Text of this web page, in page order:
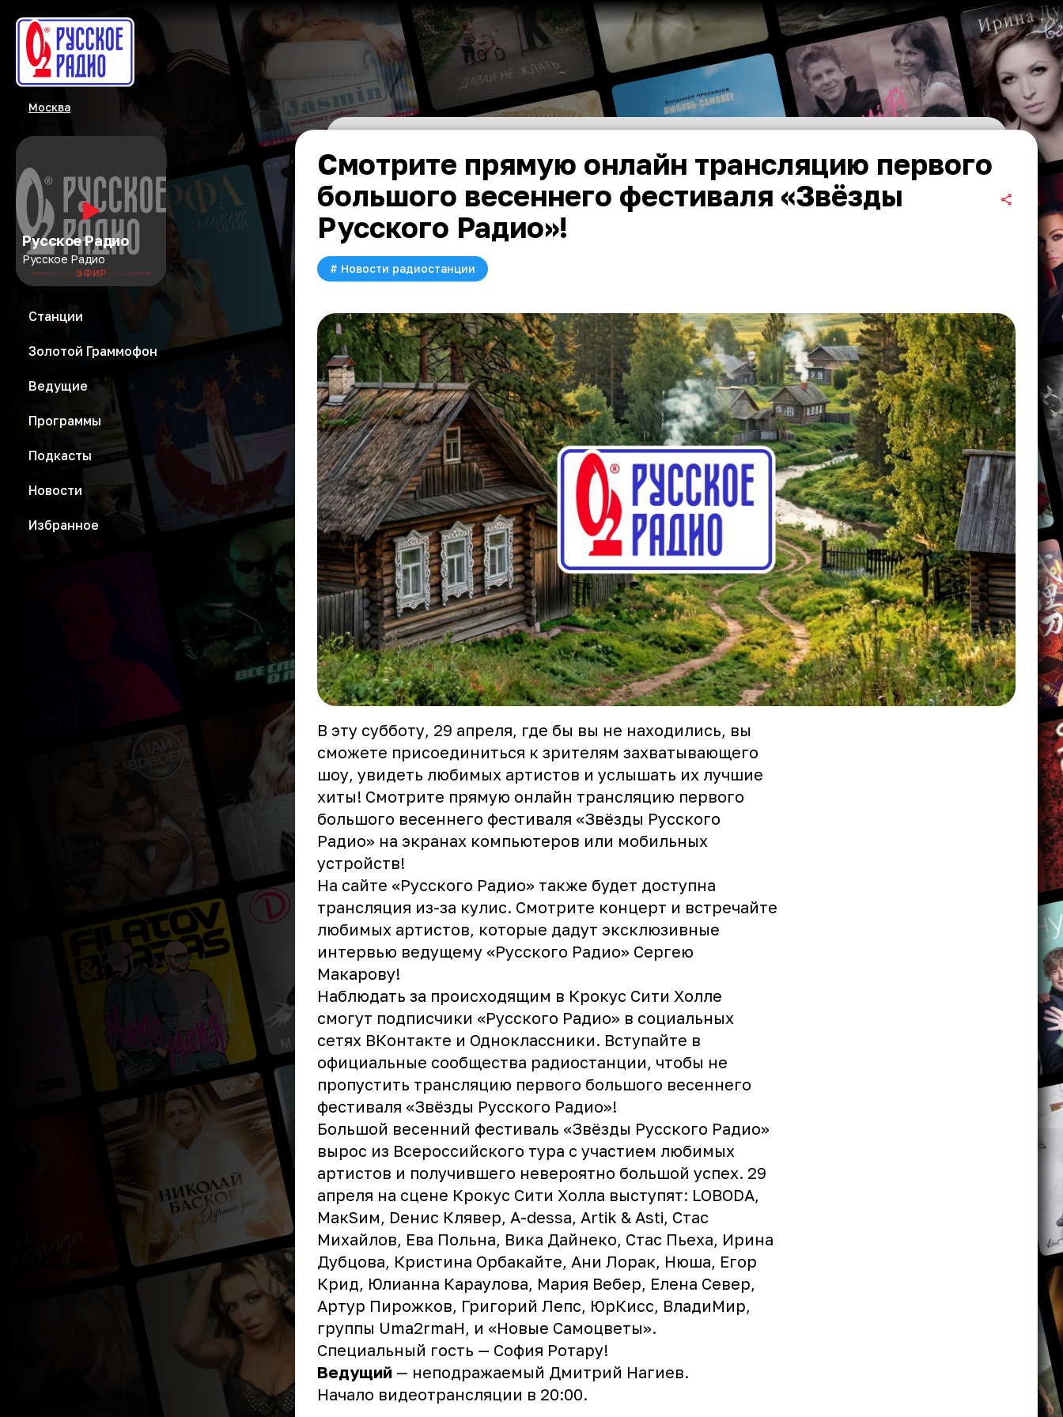
Москва
Русское Радио
Русское Радио
ЭФИР
Станции
Золотой Граммофон
Ведущие
Программы
Подкасты
Новости
Избранное
Смотрите прямую онлайн трансляцию первого
большого весеннего фестиваля «Звёзды
Русского Радио»!
# Новости радиостанции
В эту субботу, 29 апреля, где бы вы не находились, вы
сможете присоединиться к зрителям захватывающего
шоу, увидеть любимых артистов и услышать их лучшие
хиты! Смотрите прямую онлайн трансляцию первого
большого весеннего фестиваля «Звёзды Русского
Радио» на экранах компьютеров или мобильных
устройств!
На сайте «Русского Радио» также будет доступна
трансляция из-за кулис. Смотрите концерт и встречайте
любимых артистов, которые дадут эксклюзивные
интервью ведущему «Русского Радио» Сергею
Макарову!
Наблюдать за происходящим в Крокус Сити Холле
смогут подписчики «Русского Радио» в социальных
сетях ВКонтакте и Одноклассники. Вступайте в
официальные сообщества радиостанции, чтобы не
пропустить трансляцию первого большого весеннего
фестиваля «Звёзды Русского Радио»!
Большой весенний фестиваль «Звёзды Русского Радио»
вырос из Всероссийского тура с участием любимых
артистов и получившего невероятно большой успех. 29
апреля на сцене Крокус Сити Холла выступят: LOBODA,
MaкSим, Dенис Клявер, A-dessa, Artik & Asti, Стас
Михайлов, Ева Польна, Вика Дайнеко, Стас Пьеха, Ирина
Дубцова, Кристина Орбакайте, Ани Лорак, Нюша, Егор
Крид, Юлианна Караулова, Мария Вебер, Елена Север,
Артур Пирожков, Григорий Лепс, ЮрКисс, ВладиМир,
группы Uma2rmaН, и «Новые Самоцветы».
Специальный гость — София Ротару!
Ведущий — неподражаемый Дмитрий Нагиев.
Начало видеотрансляции в 20:00.